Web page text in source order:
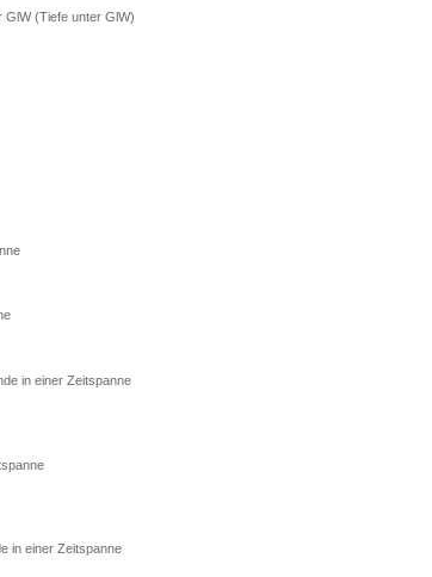
GlW (Tiefe unter GlW)
in einer Zeitspanne
in einer Zeitspanne